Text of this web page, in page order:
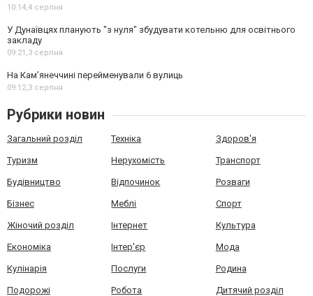
10:14,4 серпня
У Дунаївцях планують "з нуля" збудувати котельню для освітнього
закладу
09:21,3 серпня
На Камʼянеччині перейменували 6 вулиць
09:12,3 серпня
Рубрики новин
Загальний розділ Техніка Здоров'я
Туризм Нерухомість Транспорт
Будівництво Відпочинок Розваги
Бізнес Меблі Спорт
Жіночий розділ Інтернет Культура
Економіка Інтер'єр Мода
Кулінарія Послуги Родина
Подорожі Робота Дитячий розділ